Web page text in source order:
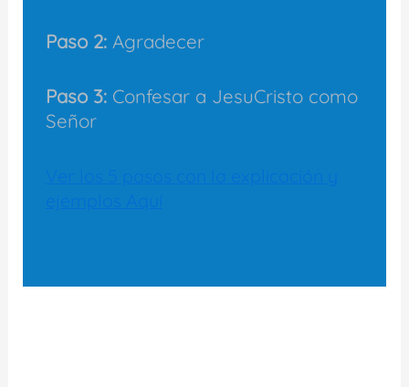
Paso 2:Agradecer
Paso 3: Confesar a JesuCristo como
Señor